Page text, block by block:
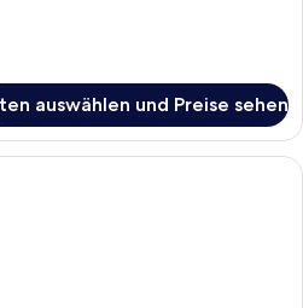
auswählen und Preise sehen